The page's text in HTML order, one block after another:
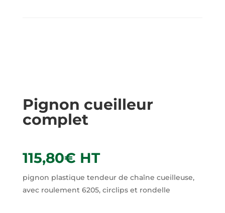
Pignon cueilleur
complet
115,80€ HT
pignon plastique tendeur de chaîne cueilleuse,
avec roulement 6205, circlips et rondelle